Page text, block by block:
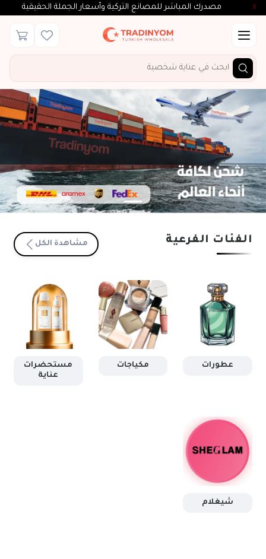
مصدرك المباشر للمصانع التركية وأسعار الجملة الحقيقية X
الفئات الفرعية مشاهدة الكل
عطورات مكياجات
مستحضرات
عناية
شيغلام